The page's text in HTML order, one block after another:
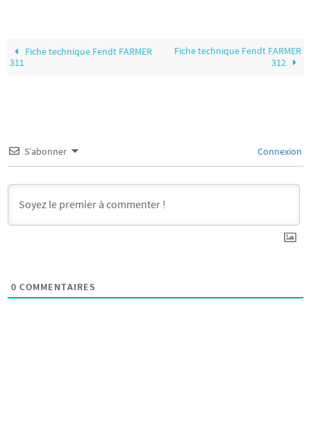
Fiche technique Fendt FARMER
311
Fiche technique Fendt FARMER
312
S’abonner Connexion
0 COMMENTAIRES